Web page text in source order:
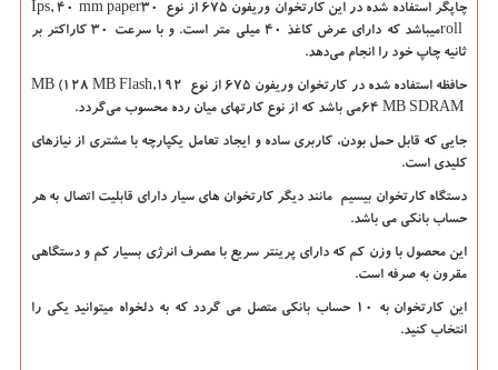
چاپگر استفاده شده در این کارتخوان وریفون ۶۷۵ از نوع ۳۰
Ips, 40 mm paper
roll
میباشد که دارای عرض کاغذ ۴۰ میلی متر است. و با سرعت ۳۰ کاراکتر بر
ثانیه چاپ خود را انجام می‌دهد.
حافظه استفاده شده در کارتخوان وریفون ۶۷۵ از نوع ۱۹۲
MB (128 MB Flash,
64 MB SDRAMمی باشد که از نوع کارتهای میان رده محسوب می‌گردد.
جایی که قابل حمل بودن، کاربری ساده و ایجاد تعامل یکپارچه با مشتری از نیازهای
کلیدی است.
دستگاه کارتخوان بیسیم مانند دیگر کارتخوان های سیار دارای قابلیت اتصال به هر
حساب بانکی می باشد.
این محصول با وزن کم که دارای پرینتر سریع با مصرف انرژی بسیار کم و دستگاهی
مقرون به صرفه است.
این کارتخوان به ۱۰ حساب بانکی متصل می گردد که به دلخواه میتوانید یکی را
انتخاب کنید.